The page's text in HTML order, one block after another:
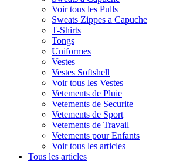
Voir tous les Pulls
Sweats Zippes a Capuche
T-Shirts
Tongs
Uniformes
Vestes
Vestes Softshell
Voir tous les Vestes
Vetements de Pluie
Vetements de Securite
Vetements de Sport
Vetements de Travail
Vetements pour Enfants
Voir tous les articles
Tous les articles